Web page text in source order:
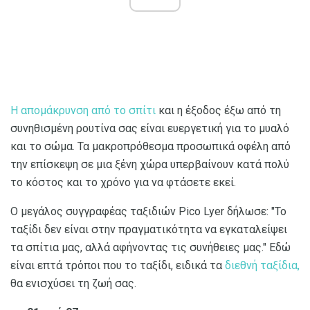
Η απομάκρυνση από το σπίτι και η έξοδος έξω από τη
συνηθισμένη ρουτίνα σας είναι ευεργετική για το μυαλό
και το σώμα. Τα μακροπρόθεσμα προσωπικά οφέλη από
την επίσκεψη σε μια ξένη χώρα υπερβαίνουν κατά πολύ
το κόστος και το χρόνο για να φτάσετε εκεί.
Ο μεγάλος συγγραφέας ταξιδιών Pico Lyer δήλωσε: "Το
ταξίδι δεν είναι στην πραγματικότητα να εγκαταλείψει
τα σπίτια μας, αλλά αφήνοντας τις συνήθειες μας." Εδώ
είναι επτά τρόποι που το ταξίδι, ειδικά τα διεθνή ταξίδια,
θα ενισχύσει τη ζωή σας.